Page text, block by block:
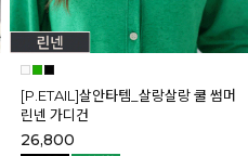
[P.ETAIL]살안타템_살랑살랑 쿨 썸머
린넨 가디건
26,800